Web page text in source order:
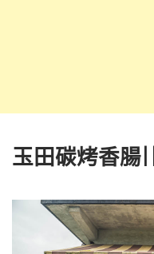
玉田碳烤香腸